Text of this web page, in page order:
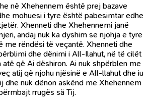
në Xhehennem është prej bazave
mohuesi i tyre është pabesimtar edhe
Xhenneti dhe Xhehennemi janë
andaj nuk ka dyshim se njohja e tyre
me rëndësi të veçantë. Xhenneti dhe
dhe dënimi i All-Ilahut, në të cilët
që Ai dëshiron. Ai nuk shpërblen me
atij që njohu njësinë e All-llahut dhe iu
dhe nuk dënon askënd me Xhehennem
rrugës sä Tij.